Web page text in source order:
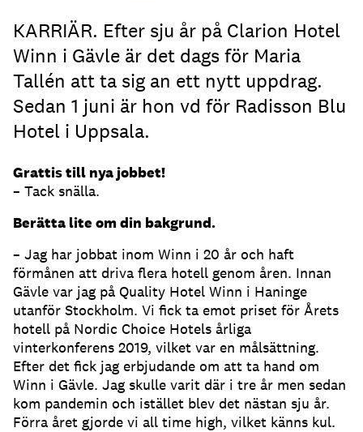
KARRIÄR. Efter sju år på Clarion Hotel
Winn i Gävle är det dags för Maria
Tallén att ta sig an ett nytt uppdrag.
Sedan 1 juni är hon vd för Radisson Blu
Hotel i Uppsala.
Grattis till nya jobbet!
– Tack snälla.
Berätta lite om din bakgrund.
– Jag har jobbat inom Winn i 20 år och haft
förmånen att driva flera hotell genom åren. Innan
Gävle var jag på Quality Hotel Winn i Haninge
utanför Stockholm. Vi fick ta emot priset för Årets
hotell på Nordic Choice Hotels årliga
vinterkonferens 2019, vilket var en målsättning.
Efter det fick jag erbjudande om att ta hand om
Winn i Gävle. Jag skulle varit där i tre år men sedan
kom pandemin och istället blev det nästan sju år.
Förra året gjorde vi all time high, vilket känns kul.